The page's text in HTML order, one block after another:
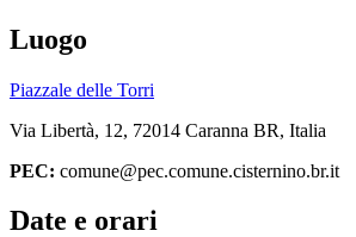
Luogo
Piazzale delle Torri
Via Libertà, 12, 72014 Caranna BR, Italia
PEC: comune@pec.comune.cisternino.br.it
Date e orari